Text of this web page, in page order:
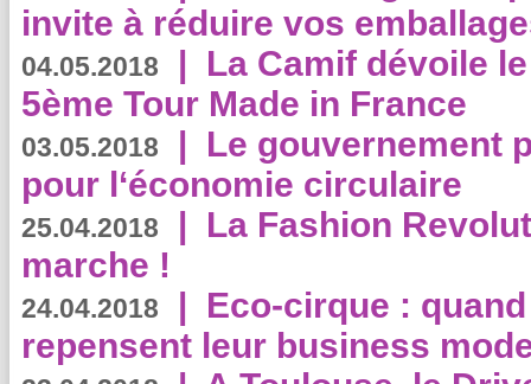
invite à réduire vos
04.05.2018 | La Camif dévoile
5ème Tour Made in France
03.05.2018 | Le gouvernement
pour l‘économie circulaire
25.04.2018 | La Fashion
marche !
24.04.2018 | Eco-cirque :
repensent leur business